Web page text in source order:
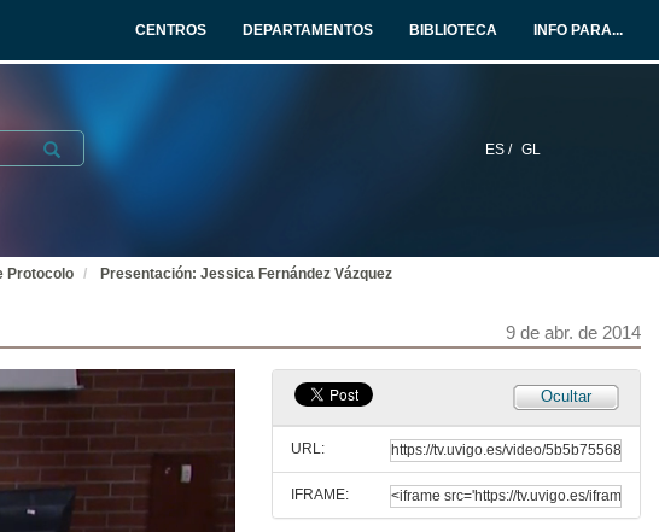
CENTROS DEPARTAMENTOS BIBLIOTECA INFO PARA...
ES / GL
Submit
Protocolo Presentación: Jessica Fernández Vázquez
9 de abr. de 2014
Ocultar
URL:
IFRAME:
Medios virtuais e comunicación alternativa, a vía fronte á saturación publicitaria
9 de abr. de 2014
Intervención de Juan Enrique Gonzálvez Valles
Intervención de Estela Bernad